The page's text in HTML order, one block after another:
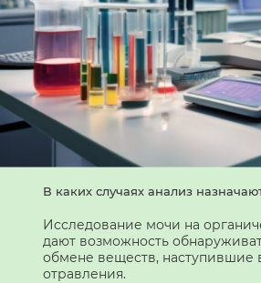
В каких случаях анализ
Исследование мочи на
дают возможность
обмене веществ, наступившие
отравления.